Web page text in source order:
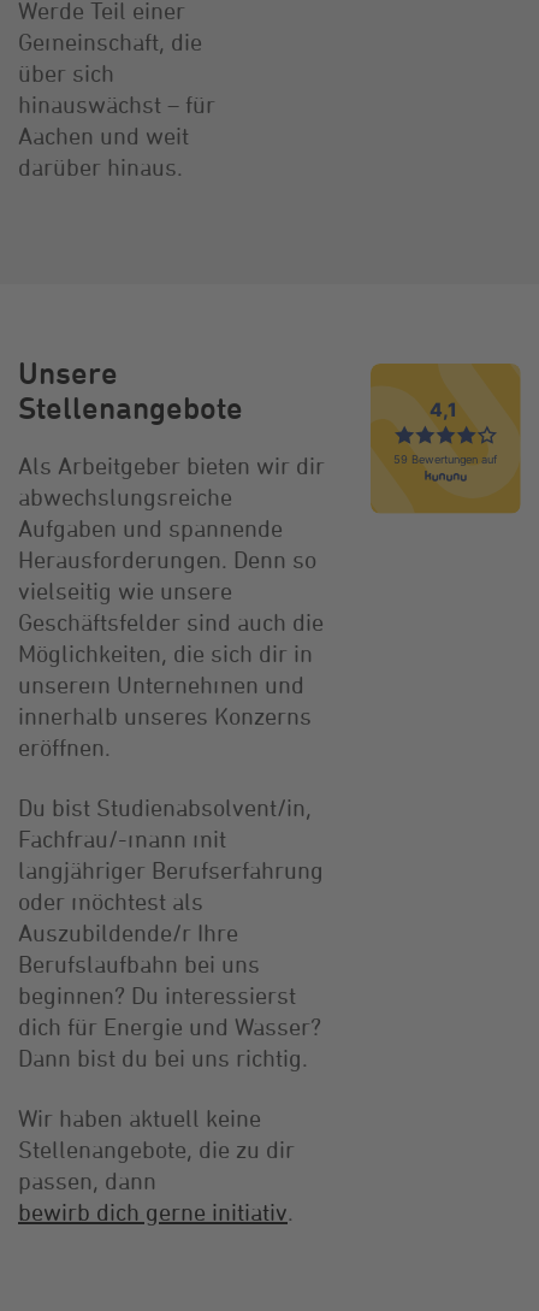
Werde Teil einer
Gemeinschaft, die
über sich
hinauswächst – für
Aachen und weit
darüber hinaus.
Unsere
Stellenangebote
Als Arbeitgeber bieten wir dir
abwechslungsreiche
Aufgaben und spannende
Herausforderungen. Denn so
vielseitig wie unsere
Geschäftsfelder sind auch die
Möglichkeiten, die sich dir in
unserem Unternehmen und
innerhalb unseres Konzerns
eröffnen.
Du bist Studienabsolvent/in,
Fachfrau/-mann mit
langjähriger Berufserfahrung
oder möchtest als
Auszubildende/r Ihre
Berufslaufbahn bei uns
beginnen? Du interessierst
dich für Energie und Wasser?
Dann bist du bei uns richtig.
Wir haben aktuell keine
Stellenangebote, die zu dir
passen, dann
bewirb dich gerne initiativ​​​​​​​.